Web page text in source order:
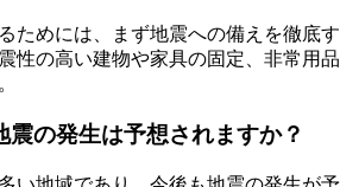
ためには、まず地震への備えを徹底す
性の高い建物や家具の固定、非常用品
の発生は予想されますか？